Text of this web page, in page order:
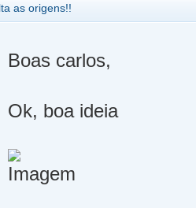
as origens!!
Boas carlos,
Ok, boa ideia